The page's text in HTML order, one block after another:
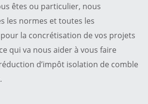
êtes ou particulier, nous
les normes et toutes les
la concrétisation de vos projets
qui va nous aider à vous faire
d’impôt isolation de comble